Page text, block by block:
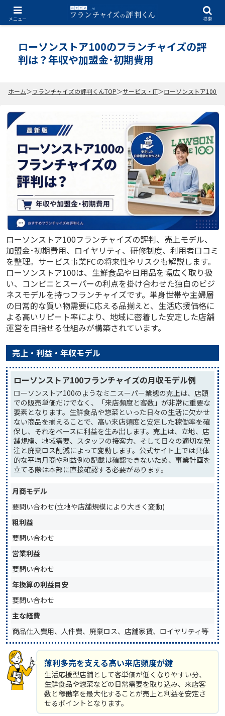
メニュー 検索
2026.07.03
ローソンストア100のフランチャイズの評
判は？年収や加盟金･初期費用
ホーム フランチャイズの評判くんTOP サービス・IT ローソンストア100
ローソンストア100フランチャイズの評判、売上モデル、
加盟金･初期費用、ロイヤリティ、研修制度、利用者口コミ
を整理。サービス事業FCの将来性やリスクも解説します。
ローソンストア100は、生鮮食品や日用品を幅広く取り扱
い、コンビニとスーパーの利点を掛け合わせた独自のビジ
ネスモデルを持つフランチャイズです。単身世帯や主婦層
の日常的な買い物需要に応える品揃えと、生活応援価格に
よる高いリピート率により、地域に密着した安定した店舗
運営を目指せる仕組みが構築されています。
売上・利益・年収モデル
ローソンストア100フランチャイズの月収モデル例
ローソンストア100のようなミニスーパー業態の売上は、店頭
での販売単価だけでなく、「来店頻度と客数」が非常に重要な
要素となります。生鮮食品や惣菜といった日々の生活に欠かせ
ない商品を揃えることで、高い来店頻度と安定した稼働率を確
保し、それをベースに利益を生み出します。売上は、立地、店
舗規模、地域需要、スタッフの接客力、そして日々の適切な発
注と廃棄ロス削減によって変動します。公式サイト上では具体
的な平均月商や利益例の記載は確認できないため、事業計画を
立てる際は本部に直接確認する必要があります。
月商モデル
要問い合わせ(立地や店舗規模により大きく変動)
粗利益
要問い合わせ
営業利益
要問い合わせ
年換算の利益目安
要問い合わせ
主な経費
商品仕入費用、人件費、廃棄ロス、店舗家賃、ロイヤリティ等
薄利多売を支える高い来店頻度が鍵
生活応援型店舗として客単価が低くなりやすい分、
生鮮食品や惣菜などの日常需要を取り込み、来店客
数と稼働率を最大化することが売上と利益を安定さ
せるポイントとなります。